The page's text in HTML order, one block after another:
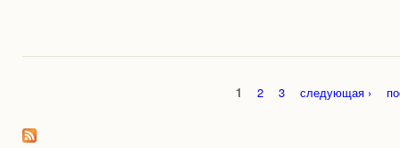
1 2 3 следующая ›